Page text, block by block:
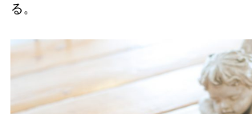
る。